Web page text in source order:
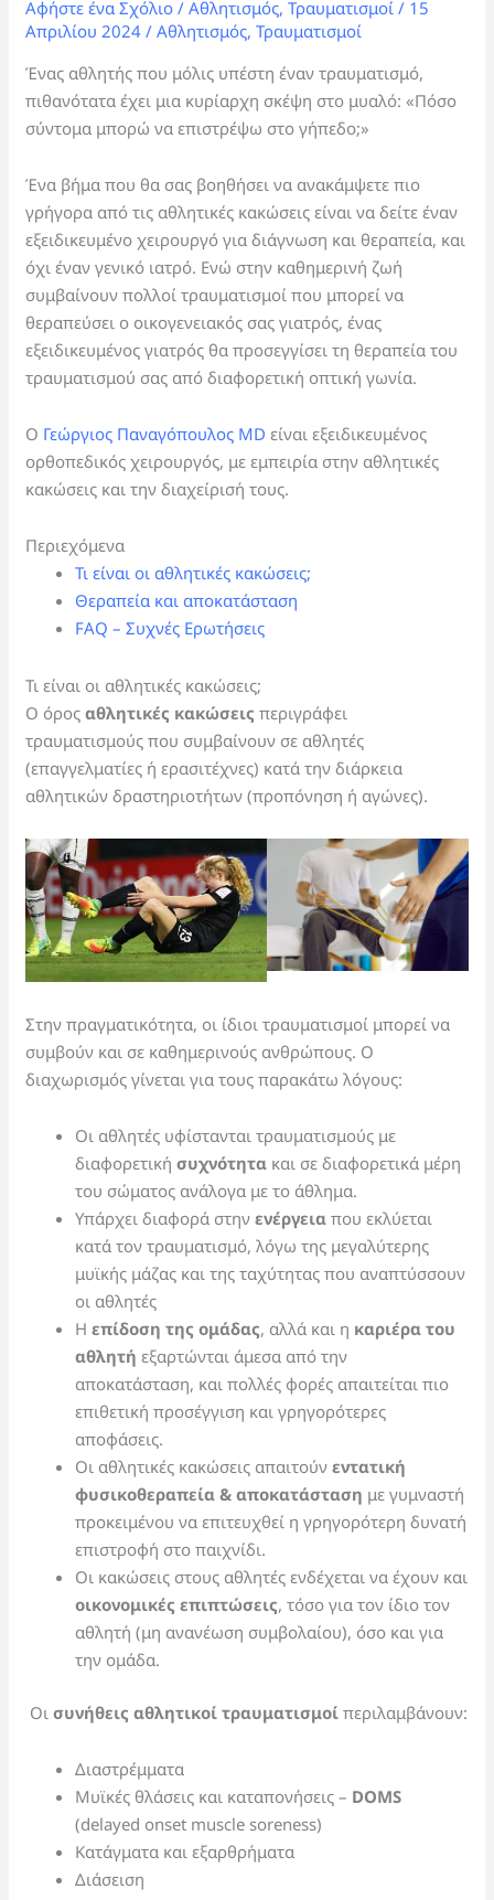
Αφήστε ένα Σχόλιο /Αθλητισμός,Τραυματισμοί / 15
Απριλίου 2024/Αθλητισμός,Τραυματισμοί
Ένας αθλητής που μόλις υπέστη έναν τραυματισμό,
πιθανότατα έχει μια κυρίαρχη σκέψη στο μυαλό: «Πόσο
σύντομα μπορώ να επιστρέψω στο γήπεδο;»
Ένα βήμα που θα σας βοηθήσει να ανακάμψετε πιο
γρήγορα από τις αθλητικές κακώσεις είναι να δείτε έναν
εξειδικευμένο χειρουργό για διάγνωση και θεραπεία, και
όχι έναν γενικό ιατρό. Ενώ στην καθημερινή ζωή
συμβαίνουν πολλοί τραυματισμοί που μπορεί να
θεραπεύσει ο οικογενειακός σας γιατρός, ένας
εξειδικευμένος γιατρός θα προσεγγίσει τη θεραπεία του
τραυματισμού σας από διαφορετική οπτική γωνία.
Ο Γεώργιος Παναγόπουλος MD είναι εξειδικευμένος
ορθοπεδικός χειρουργός, με εμπειρία στην αθλητικές
κακώσεις και την διαχείρισή τους.
Περιεχόμενα
Τι είναι οι αθλητικές κακώσεις;
Θεραπεία και αποκατάσταση
FAQ – Συχνές Ερωτήσεις
Τι είναι οι αθλητικές κακώσεις;
Ο όροςαθλητικές κακώσεις περιγράφει
τραυματισμούς που συμβαίνουν σε αθλητές
(επαγγελματίες ή ερασιτέχνες) κατά την διάρκεια
αθλητικών δραστηριοτήτων (προπόνηση ή αγώνες).
Στην πραγματικότητα, οι ίδιοι τραυματισμοί μπορεί να
συμβούν και σε καθημερινούς ανθρώπους. Ο
διαχωρισμός γίνεται για τους παρακάτω λόγους:
Οι αθλητές υφίστανται τραυματισμούς με
διαφορετικήσυχνότητα και σε διαφορετικά μέρη
του σώματος ανάλογα με το άθλημα.
Υπάρχει διαφορά στηνενέργεια που εκλύεται
κατά τον τραυματισμό, λόγω της μεγαλύτερης
μυϊκής μάζας και της ταχύτητας που αναπτύσσουν
οι αθλητές
Ηεπίδοση της ομάδας, αλλά και η καριέρα του
αθλητή εξαρτώνται άμεσα από την
αποκατάσταση, και πολλές φορές απαιτείται πιο
επιθετική προσέγγιση και γρηγορότερες
αποφάσεις.
Οι αθλητικές κακώσεις απαιτούνεντατική
φυσικοθεραπεία & αποκατάσταση με γυμναστή
προκειμένου να επιτευχθεί η γρηγορότερη δυνατή
επιστροφή στο παιχνίδι.
Οι κακώσεις στους αθλητές ενδέχεται να έχουν και
οικονομικές επιπτώσεις, τόσο για τον ίδιο τον
αθλητή (μη ανανέωση συμβολαίου), όσο και για
την ομάδα.
Οισυνήθεις αθλητικοί τραυματισμοί περιλαμβάνουν:
Διαστρέμματα
Μυϊκές θλάσεις και καταπονήσεις – DOMS
(delayed onset muscle soreness)
Κατάγματα και εξαρθρήματα
Διάσειση